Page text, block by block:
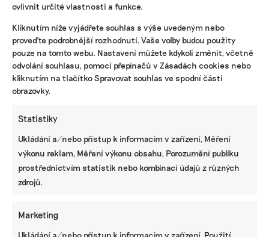
ovlivnit určité vlastnosti a funkce.
Kliknutím níže vyjádřete souhlas s výše uvedeným nebo
proveďte podrobnější rozhodnutí. Vaše volby budou použity
pouze na tomto webu. Nastavení můžete kdykoli změnit, včetně
odvolání souhlasu, pomocí přepínačů v Zásadách cookies nebo
kliknutím na tlačítko Spravovat souhlas ve spodní části
obrazovky.
Statistiky
Ukládání a/nebo přístup k informacím v zařízení, Měření
výkonu reklam, Měření výkonu obsahu, Porozumění publiku
prostřednictvím statistik nebo kombinací údajů z různých
zdrojů.
Marketing
Ukládání a/nebo přístup k informacím v zařízení, Použití
Udržitelnost, umění i komunitní sdílení.
Festival Týká se to také tebe v Uherském
Hradišti startuje tento týden
BRANDNEWS
Ani trend, ani povinnost. Udržitelnost je
způsob, jak řídit firmu do budoucna a zvyšovat
její hodnotu, říká expertka